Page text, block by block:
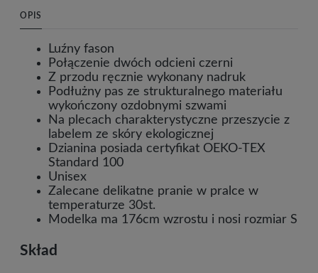
OPIS
Luźny fason
Połączenie dwóch odcieni czerni
Z przodu ręcznie wykonany nadruk
Podłużny pas ze strukturalnego materiału
wykończony ozdobnymi szwami
Na plecach charakterystyczne przeszycie z
labelem ze skóry ekologicznej
Dzianina posiada certyfikat OEKO-TEX
Standard 100
Unisex
Zalecane delikatne pranie w pralce w
temperaturze 30st.
Modelka ma 176cm wzrostu i nosi rozmiar S
Skład